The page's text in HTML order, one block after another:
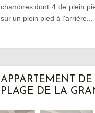
chambres dont 4 de plein
sur un plein pied à l'arrière...
APPARTEMENT
PLAGE DE LA